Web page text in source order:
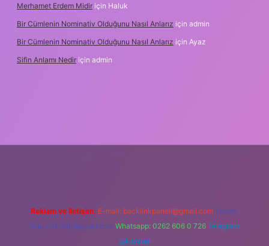
Merhamet Erdem Midir için Haluk
Bir Cümlenin Nominativ Olduğunu Nasıl Anlarız için admin
Bir Cümlenin Nominativ Olduğunu Nasıl Anlarız için Ayaz
Sifin Anlamı Nedir için admin
Reklam ve İletişim: E-mail: backlinkpaneli@gmail.com Teams:
forumhizmeti@gmail.com Whatsapp: 0262 606 0 726 Telegram:
@karabul